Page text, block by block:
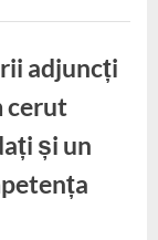
adjuncți
cerut
și un